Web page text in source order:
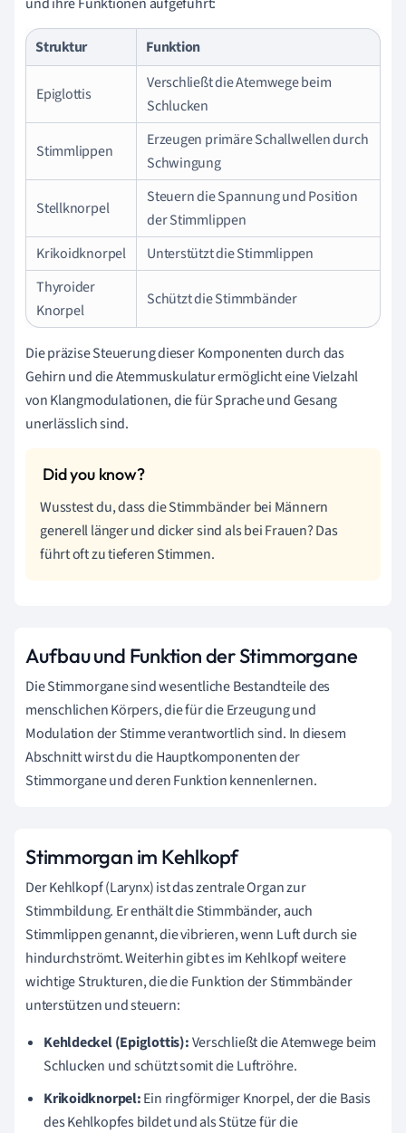
Struktur Funktion
Epiglottis
Verschließt die Atemwege beim
Schlucken
Stimmlippen
Erzeugen primäre Schallwellen durch
Schwingung
Stellknorpel
Steuern die Spannung und Position
der Stimmlippen
Krikoidknorpel
Unterstützt die Stimmlippen
Thyroider
Knorpel
Schützt die Stimmbänder
Die präzise Steuerung dieser Komponenten durch das
Gehirn und die Atemmuskulatur ermöglicht eine Vielzahl
von Klangmodulationen, die für Sprache und Gesang
unerlässlich sind.
Wusstest du, dass die Stimmbänder bei Männern
generell länger und dicker sind als bei Frauen? Das
führt oft zu tieferen Stimmen.
Aufbau und Funktion der Stimmorgane
Die Stimmorgane sind wesentliche Bestandteile des
menschlichen Körpers, die für die Erzeugung und
Modulation der Stimme verantwortlich sind. In diesem
Abschnitt wirst du die Hauptkomponenten der
Stimmorgane und deren Funktion kennenlernen.
Stimmorgan im Kehlkopf
Der Kehlkopf (Larynx) ist das zentrale Organ zur
Stimmbildung. Er enthält die Stimmbänder, auch
Stimmlippen genannt, die vibrieren, wenn Luft durch sie
hindurchströmt. Weiterhin gibt es im Kehlkopf weitere
wichtige Strukturen, die die Funktion der Stimmbänder
unterstützen und steuern:
Kehldeckel (Epiglottis):Verschließt die Atemwege beim
Schlucken und schützt somit die Luftröhre.
Krikoidknorpel:Ein ringförmiger Knorpel, der die Basis
des Kehlkopfes bildet und als Stütze für die